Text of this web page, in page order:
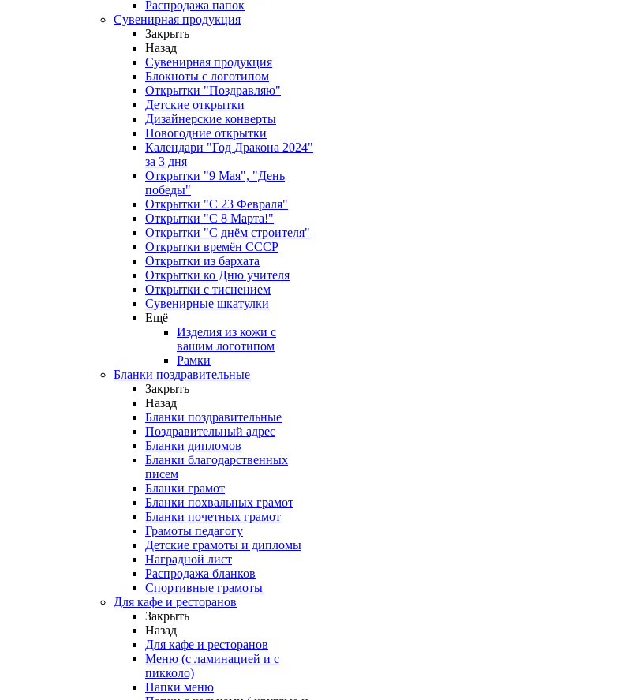
Распродажа папок
Сувенирная продукция
Закрыть
Назад
Сувенирная продукция
Блокноты с логотипом
Открытки "Поздравляю"
Детские открытки
Дизайнерские конверты
Новогодние открытки
Календари "Год Дракона 2024"
за 3 дня
Открытки "9 Мая", "День
победы"
Открытки "С 23 Февраля"
Открытки "С 8 Марта!"
Открытки "С днём строителя"
Открытки времён СССР
Открытки из бархата
Открытки ко Дню учителя
Открытки с тиснением
Сувенирные шкатулки
Ещё
Изделия из кожи с
вашим логотипом
Рамки
Бланки поздравительные
Закрыть
Назад
Бланки поздравительные
Поздравительный адрес
Бланки дипломов
Бланки благодарственных
писем
Бланки грамот
Бланки похвальных грамот
Бланки почетных грамот
Грамоты педагогу
Детские грамоты и дипломы
Наградной лист
Распродажа бланков
Спортивные грамоты
Для кафе и ресторанов
Закрыть
Назад
Для кафе и ресторанов
Меню (с ламинацией и с
пикколо)
Папки меню